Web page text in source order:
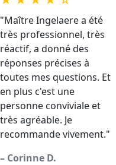
"Maître Ingelaere a été
très professionnel, très
réactif, a donné des
réponses précises à
toutes mes questions. Et
en plus c'est une
personne conviviale et
très agréable. Je
recommande vivement."
– Corinne D.